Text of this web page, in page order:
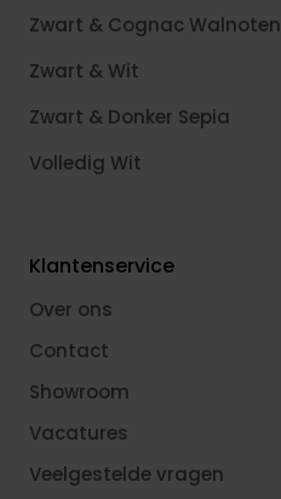
Zwart & Cognac Walnoten
Zwart & Wit
Zwart & Donker Sepia
Volledig Wit
Klantenservice
Over ons
Contact
Showroom
Vacatures
Veelgestelde vragen